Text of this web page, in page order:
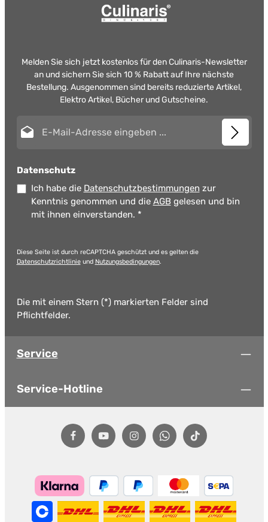
Melden Sie sich jetzt kostenlos für den Culinaris-Newsletter
an und sichern Sie sich 10 % Rabatt auf Ihre nächste
Bestellung. Ausgenommen sind bereits reduzierte Artikel,
Elektro Artikel, Bücher und Gutscheine.
Datenschutz
Ich habe die Datenschutzbestimmungen zur
Kenntnis genommen und die AGB gelesen und bin
mit ihnen einverstanden. *
Diese Seite ist durch reCAPTCHA geschützt und es gelten die
Datenschutzrichtlinieund Nutzungsbedingungen.
Die mit einem Stern (*) markierten Felder sind
Pflichtfelder.
Service
Service-Hotline